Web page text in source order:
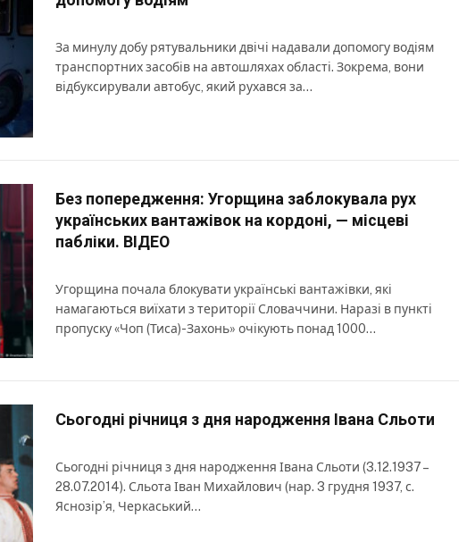
За минулу добу рятувальники двічі надавали допомогу водіям
транспортних засобів на автошляхах області. Зокрема, вони
відбуксирували автобус, який рухався за…
Без попередження: Угорщина заблокувала рух
українських вантажівок на кордоні, — місцеві
пабліки. ВІДЕО
Угорщина почала блокувати українські вантажівки, які
намагаються виїхати з території Словаччини. Наразі в пункті
пропуску «Чоп (Тиса)-Захонь» очікують понад 1000…
Сьогодні річниця з дня народження Івана Сльоти
Сьогодні річниця з дня народження Івана Сльоти (3.12.1937 –
28.07.2014). Сльота Іван Михайлович (нар. 3 грудня 1937, с.
Яснозір’я, Черкаський…